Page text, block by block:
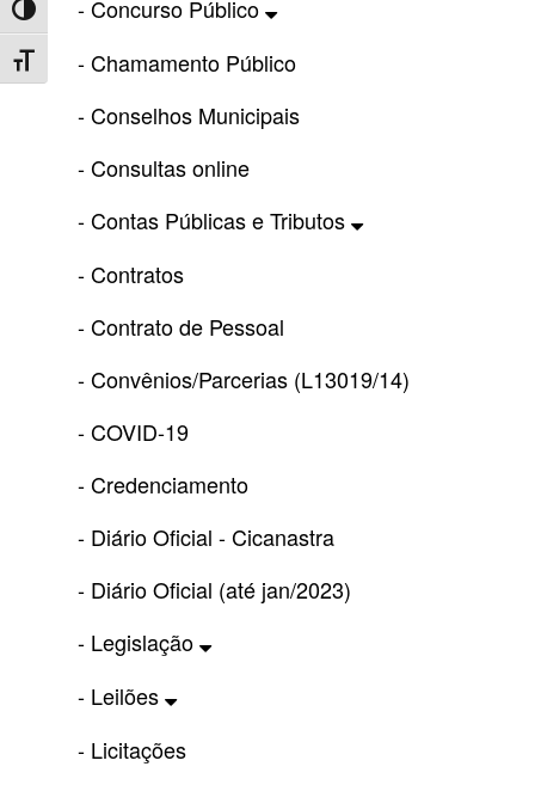
Toggle High Contrast
Toggle Font size
- Concurso Público
- Chamamento Público
- Conselhos Municipais
- Consultas online
- Contas Públicas e Tributos
- Contratos
- Contrato de Pessoal
- Convênios/Parcerias (L13019/14)
- COVID-19
- Credenciamento
- Diário Oficial - Cicanastra
- Diário Oficial (até jan/2023)
- Legislação
- Leilões
- Licitações